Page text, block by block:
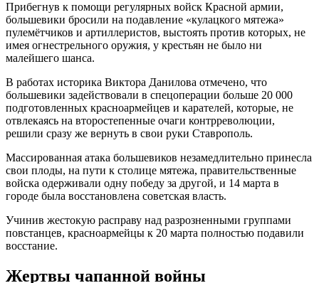
Прибегнув к помощи регулярных войск Красной армии,
большевики бросили на подавление «кулацкого мятежа»
пулемётчиков и артиллеристов, выстоять против которых, не
имея огнестрельного оружия, у крестьян не было ни
малейшего шанса.
В работах историка Виктора Данилова отмечено, что
большевики задействовали в спецоперации больше 20 000
подготовленных красноармейцев и карателей, которые, не
отвлекаясь на второстепенные очаги контрреволюции,
решили сразу же вернуть в свои руки Ставрополь.
Массированная атака большевиков незамедлительно принесла
свои плоды, на пути к столице мятежа, правительственные
войска одерживали одну победу за другой, и 14 марта в
городе была восстановлена советская власть.
Учинив жестокую расправу над разрозненными группами
повстанцев, красноармейцы к 20 марта полностью подавили
восстание.
Жертвы чапанной войны